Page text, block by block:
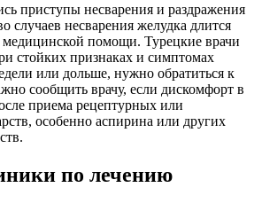
приступы несварения и раздражения
случаев несварения желудка длится
медицинской помощи. Турецкие врачи
стойких признаках и симптомах
или дольше, нужно обратиться к
сообщить врачу, если дискомфорт в
приема рецептурных или
особенно аспирина или других
по лечению